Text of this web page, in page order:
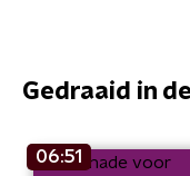
Gedraaid in
06:51